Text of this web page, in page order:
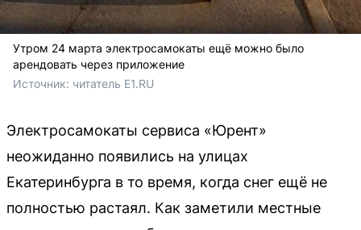
Утром 24 марта электросамокаты ещё можно было
арендовать через приложение
Источник: читатель E1.RU
Электросамокаты сервиса «Юрент»
неожиданно появились на улицах
Екатеринбурга в то время, когда снег ещё не
полностью растаял. Как заметили местные